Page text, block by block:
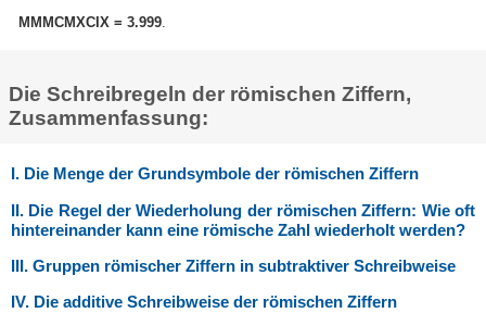
MMMCMXCIX = 3.999.
Die Schreibregeln der römischen Ziffern,
Zusammenfassung:
I. Die Menge der Grundsymbole der römischen Ziffern
II. Die Regel der Wiederholung der römischen Ziffern: Wie oft
hintereinander kann eine römische Zahl wiederholt werden?
III. Gruppen römischer Ziffern in subtraktiver Schreibweise
IV. Die additive Schreibweise der römischen Ziffern